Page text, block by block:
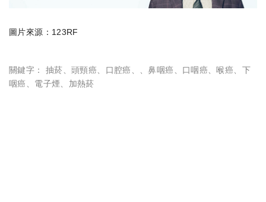
圖片來源：123RF
關鍵字： 抽菸、 頭頸癌、 口腔癌 、 、鼻咽癌 、 口咽癌、喉癌、 下
咽癌 、 電子煙、 加熱菸